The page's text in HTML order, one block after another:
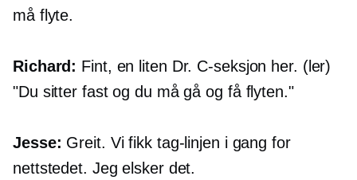
må flyte.
Richard: Fint, en liten Dr. C-seksjon her. (ler)
"Du sitter fast og du må gå og få flyten."
Jesse: Greit. Vi fikk tag-linjen i gang for
nettstedet. Jeg elsker det.